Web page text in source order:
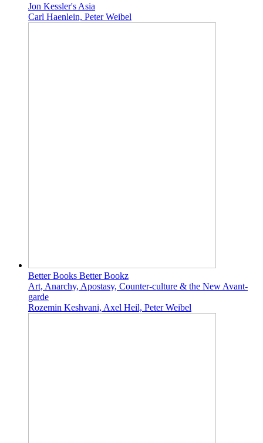
Jon Kessler's Asia
Carl Haenlein, Peter Weibel
Better Books Better Bookz
Art, Anarchy, Apostasy, Counter-culture & the New Avant-
garde
Rozemin Keshvani, Axel Heil, Peter Weibel